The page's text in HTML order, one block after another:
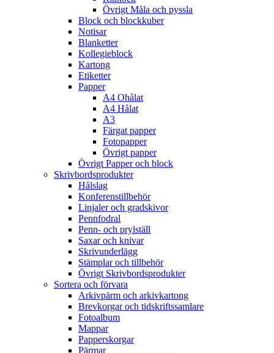
Övrigt Måla och pyssla
Block och blockkuber
Notisar
Blanketter
Kollegieblock
Kartong
Etiketter
Papper
A4 Ohålat
A4 Hålat
A3
Färgat papper
Fotopapper
Övrigt papper
Övrigt Papper och block
Skrivbordsprodukter
Hålslag
Konferenstillbehör
Linjaler och gradskivor
Pennfodral
Penn- och prylställ
Saxar och knivar
Skrivunderlägg
Stämplar och tillbehör
Övrigt Skrivbordsprodukter
Sortera och förvara
Arkivpärm och arkivkartong
Brevkorgar och tidskriftssamlare
Fotoalbum
Mappar
Papperskorgar
Pärmar